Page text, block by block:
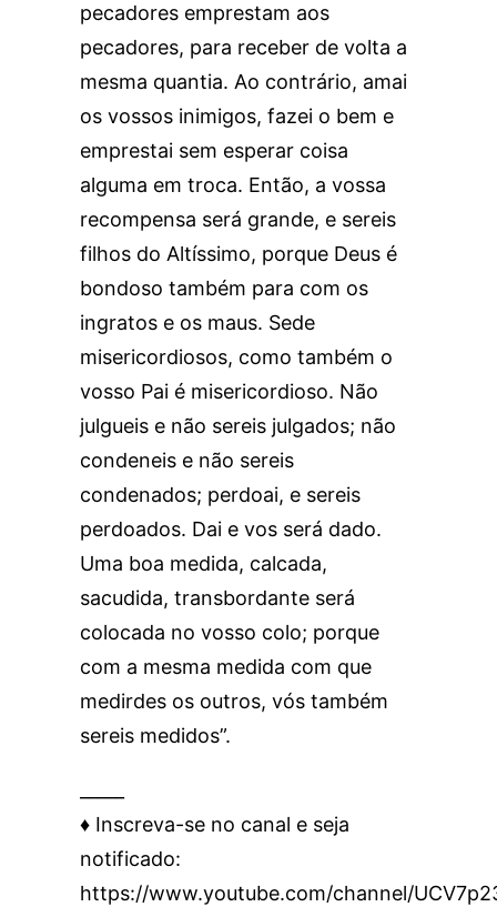
pecadores emprestam aos
pecadores, para receber de volta a
mesma quantia. Ao contrário, amai
os vossos inimigos, fazei o bem e
emprestai sem esperar coisa
alguma em troca. Então, a vossa
recompensa será grande, e sereis
filhos do Altíssimo, porque Deus é
bondoso também para com os
ingratos e os maus. Sede
misericordiosos, como também o
vosso Pai é misericordioso. Não
julgueis e não sereis julgados; não
condeneis e não sereis
condenados; perdoai, e sereis
perdoados. Dai e vos será dado.
Uma boa medida, calcada,
sacudida, transbordante será
colocada no vosso colo; porque
com a mesma medida com que
medirdes os outros, vós também
sereis medidos”.
♦️ Inscreva-se no canal e seja
notificado:
https://www.youtube.com/channel/